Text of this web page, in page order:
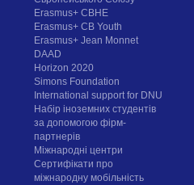
Erasmus+ CBHE
Erasmus+ CB Youth
Erasmus+ Jean Monnet
DAAD
Horizon 2020
Simons Foundation
International support for DNU
Набір іноземних студентів
за допомогою фірм-
партнерів
Міжнародні центри
Сертифікати про
міжнародну мобільність